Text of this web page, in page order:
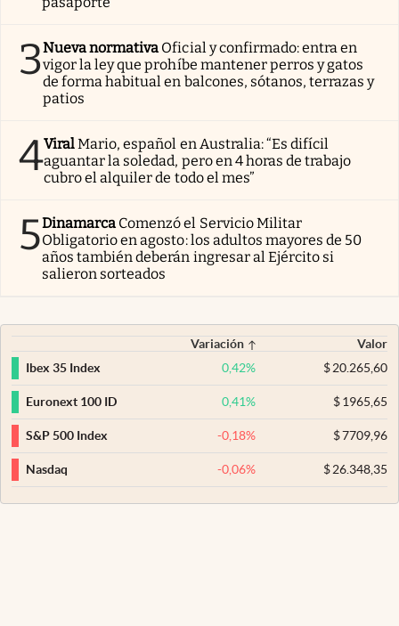
3Nueva normativa Oficial y confirmado: entra en
vigor la ley que prohíbe mantener perros y gatos
de forma habitual en balcones, sótanos, terrazas y
patios
4ViralMario, español en Australia: “Es difícil
aguantar la soledad, pero en 4 horas de trabajo
cubro el alquiler de todo el mes”
5Dinamarca Comenzó el Servicio Militar
Obligatorio en agosto: los adultos mayores de 50
años también deberán ingresar al Ejército si
salieron sorteados
Variación
Valor
Ibex 35 Index
0,42% $20.265,60
Euronext 100 ID 0,41% $1965,65
S&P 500 Index -0,18% $7709,96
Nasdaq -0,06% $26.348,35